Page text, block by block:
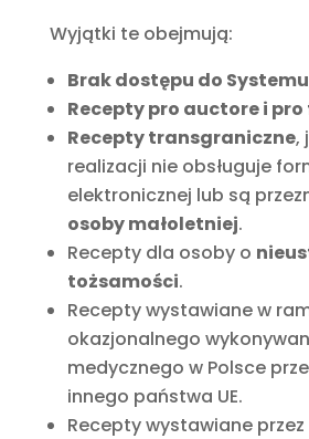
Wyjątki te obejmują:
Brak dostępu do Systemu
Recepty pro auctore i
Recepty transgraniczne,
realizacji nie obsługuje
elektronicznej lub są
osoby małoletniej.
Recepty dla osoby o
tożsamości.
Recepty wystawiane w
okazjonalnego
medycznego w Polsce
innego państwa UE.
Recepty wystawiane